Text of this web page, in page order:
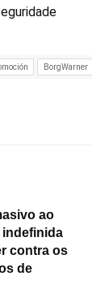
BorgWarner
ao
contra os
de